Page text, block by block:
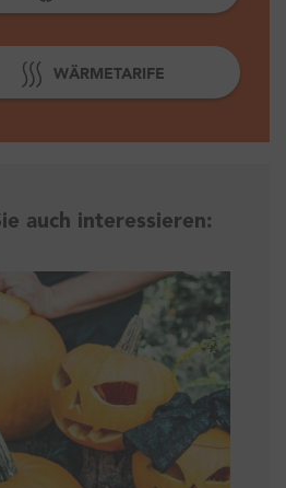
WÄRMETARIFE
auch interessieren: